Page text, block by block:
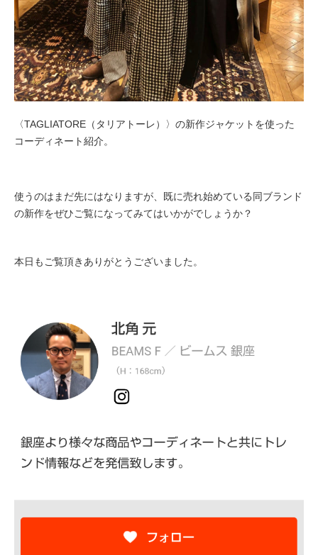
〈TAGLIATORE（タリアトーレ）〉の新作ジャケットを使った
コーディネート紹介。
使うのはまだ先にはなりますが、既に売れ始めている同ブランド
の新作をぜひご覧になってみてはいかがでしょうか？
本日もご覧頂きありがとうございました。